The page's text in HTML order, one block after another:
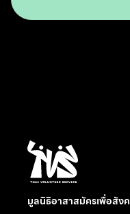
มูลนิธิอาสาสมัครเพื่อสัง